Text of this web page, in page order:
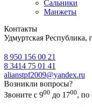
Сальники
Манжеты
Контакты
Удмуртская Республика,
8 950 156 00 21
8 3414 75 01 41
alianstpf2009@yandex.ru
Возникли вопросы?
Звоните с 900 до 1700, по